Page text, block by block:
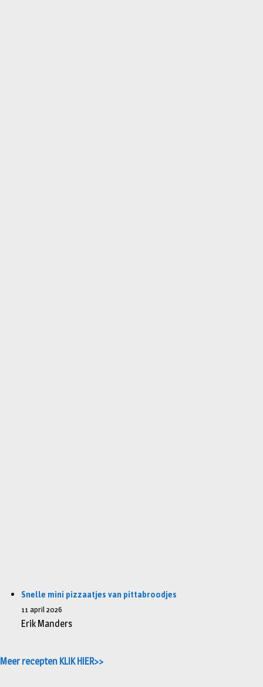
Snelle mini pizzaatjes van pittabroodjes
11 april 2026
Erik Manders
Meer recepten KLIK HIER>>